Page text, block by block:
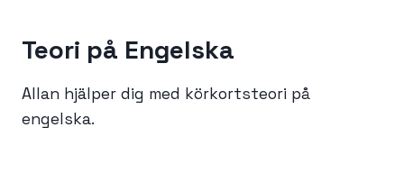
Teori på Engelska
Allan hjälper dig med körkortsteori på
engelska.